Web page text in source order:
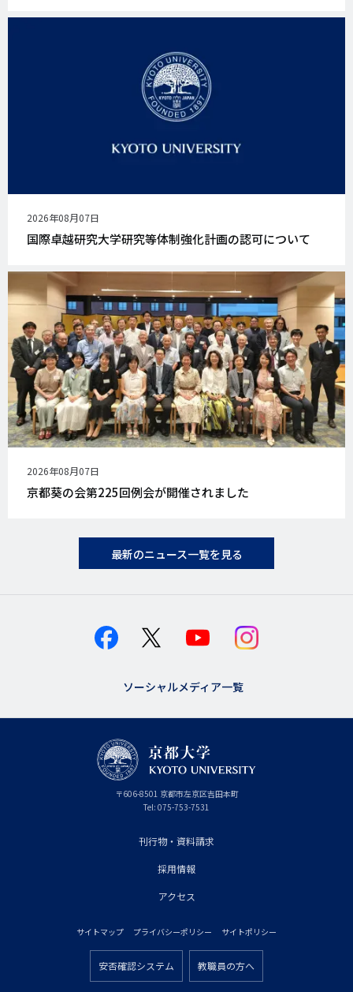
公
開
日
2026年08月07日
国際卓越研究大学研究等体制強化計画の認可について
公
開
日
2026年08月07日
京都葵の会第225回例会が開催されました
最新のニュース一覧を見る
ソーシャルメディア一覧
〒606-8501 京
都
府
京都市左京区吉田本町
Tel: 075-753-7531
刊行物・資料請求
採用情報
アクセス
サイトマップ プライバシーポリシー サイトポリシー
安否確認システム 教職員の方へ